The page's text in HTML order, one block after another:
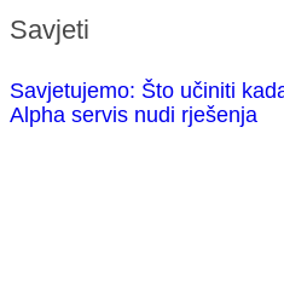
Savjeti
Savjetujemo: Što učiniti
Alpha servis nudi rješenja